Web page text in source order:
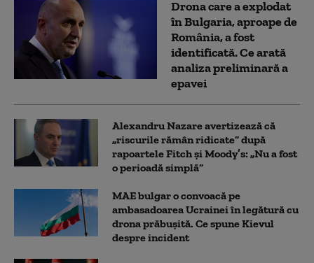
Drona care a explodat
în Bulgaria, aproape de
România, a fost
identificată. Ce arată
analiza preliminară a
epavei
Alexandru Nazare avertizează că
„riscurile rămân ridicate” după
rapoartele Fitch și Moody’s: „Nu a fost
o perioadă simplă”
MAE bulgar o convoacă pe
ambasadoarea Ucrainei în legătură cu
drona prăbuşită. Ce spune Kievul
despre incident